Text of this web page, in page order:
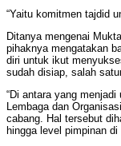
“Yaitu komitmen tajdid
Ditanya mengenai
pihaknya mengatakan
diri untuk ikut
sudah disiap, salah
“Di antara yang
Lembaga dan
cabang. Hal tersebut
hingga level pimpinan di